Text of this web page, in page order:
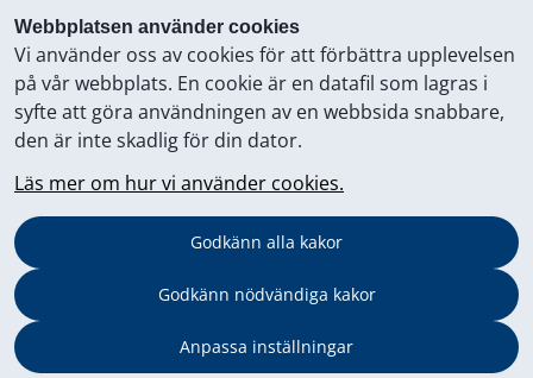
Webbplatsen använder cookies
Vi använder oss av cookies för att förbättra upplevelsen
på vår webbplats. En cookie är en datafil som lagras i
syfte att göra användningen av en webbsida snabbare,
den är inte skadlig för din dator.
Läs mer om hur vi använder cookies.
Godkänn alla kakor
Godkänn nödvändiga kakor
Anpassa inställningar